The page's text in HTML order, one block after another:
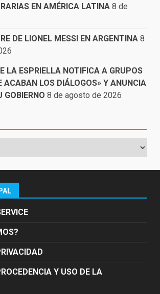
EN AMÉRICA LATINA 8 de
DE LIONEL MESSI EN ARGENTINA 8
LA ESPRIELLA NOTIFICA A GRUPOS
ACABAN LOS DIÁLOGOS» Y ANUNCIA
GOBIERNO 8 de agosto de 2026
Y USO DE LA